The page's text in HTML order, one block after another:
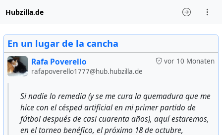
Hubzilla.de
En un lugar de la cancha
vor 10 Monaten
Rafa Poverello
rafapoverello1777@hub.hubzilla.de
Si nadie lo remedia (y se me cura la quemadura que me
hice con el césped artificial en mi primer partido de
fútbol después de casi cuarenta años), aquí estaremos,
en el torneo benéfico, el próximo 18 de octubre,